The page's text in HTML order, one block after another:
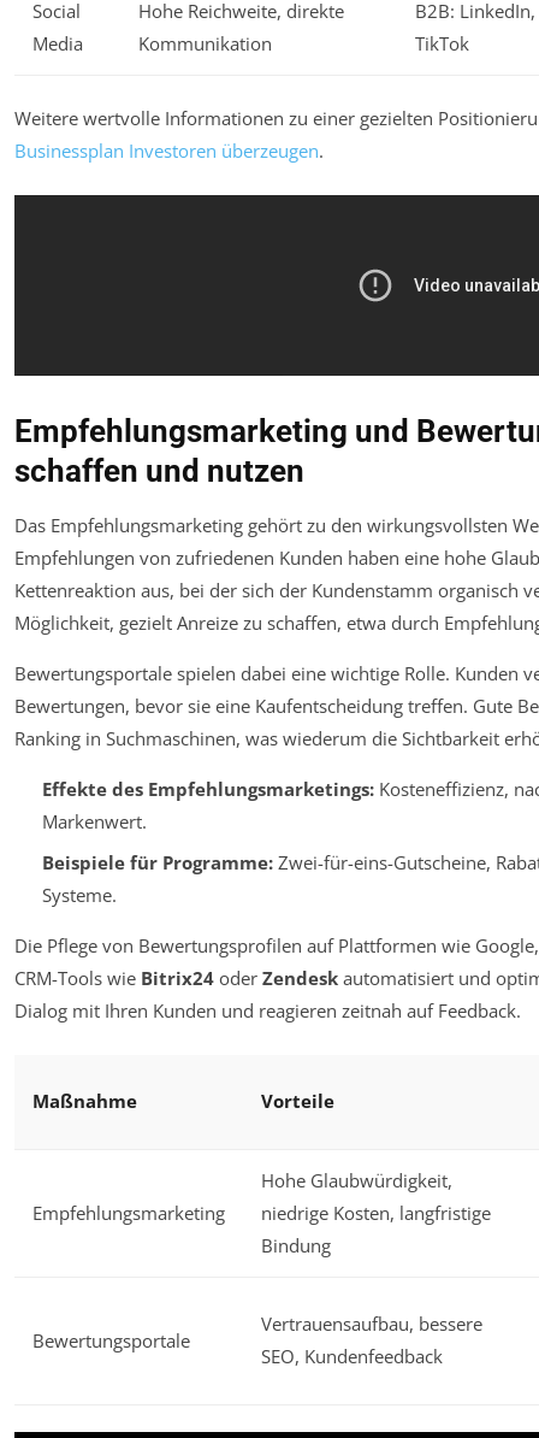
Social
Media
Hohe Reichweite, direkte
Kommunikation
B2B:
TikTok
Weitere wertvolle Informationen zu einer gezielten
Businessplan Investoren überzeugen.
Empfehlungsmarketing und
schaffen und nutzen
Das Empfehlungsmarketing gehört zu den wirkungsvollsten
Empfehlungen von zufriedenen Kunden haben eine hohe
Kettenreaktion aus, bei der sich der Kundenstamm organisch
Möglichkeit, gezielt Anreize zu schaffen, etwa durch
Bewertungsportale spielen dabei eine wichtige Rolle. Kunden
Bewertungen, bevor sie eine Kaufentscheidung treffen. Gute
Ranking in Suchmaschinen, was wiederum die Sichtbarkeit
Effekte des Empfehlungsmarketings:Kosteneffizienz,
Markenwert.
Beispiele für Programme:Zwei-für-eins-Gutscheine,
Systeme.
Die Pflege von Bewertungsprofilen auf Plattformen wie
CRM-Tools wie Bitrix24 oder Zendesk automatisiert und
Dialog mit Ihren Kunden und reagieren zeitnah auf Feedback.
Maßnahme Vorteile
Empfehlungsmarketing
Hohe Glaubwürdigkeit,
niedrige Kosten, langfristige
Bindung
Bewertungsportale
Vertrauensaufbau, bessere
SEO, Kundenfeedback